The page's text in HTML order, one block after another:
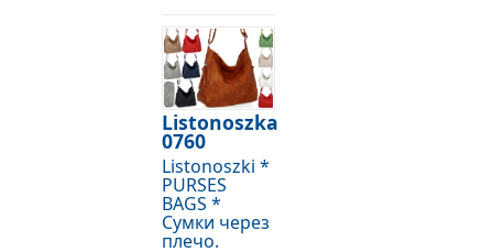
Listonoszka
0760
Listonoszki *
PURSES
BAGS *
Сумки через
плечо.